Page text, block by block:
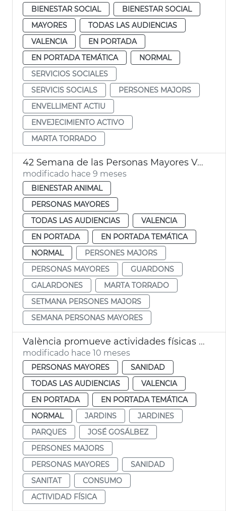
BIENESTAR SOCIAL
BIENESTAR SOCIAL
MAYORES
TODAS LAS AUDIENCIAS
VALENCIA
EN PORTADA
EN PORTADA TEMÁTICA
NORMAL
SERVICIOS SOCIALES
SERVICIS SOCIALS
PERSONES MAJORS
ENVELLIMENT ACTIU
ENVEJECIMIENTO ACTIVO
MARTA TORRADO
42 Semana de las Personas Mayores València
modificado hace 9 meses
BIENESTAR ANIMAL
PERSONAS MAYORES
TODAS LAS AUDIENCIAS
VALENCIA
EN PORTADA
EN PORTADA TEMÁTICA
NORMAL
PERSONES MAJORS
PERSONAS MAYORES
GUARDONS
GALARDONES
MARTA TORRADO
SETMANA PERSONES MAJORS
SEMANA PERSONAS MAYORES
València promueve actividades físicas al aire libre para adultos
modificado hace 10 meses
PERSONAS MAYORES
SANIDAD
TODAS LAS AUDIENCIAS
VALENCIA
EN PORTADA
EN PORTADA TEMÁTICA
NORMAL
JARDINS
JARDINES
PARQUES
JOSÉ GOSÁLBEZ
PERSONES MAJORS
PERSONAS MAYORES
SANIDAD
SANITAT
CONSUMO
ACTIVIDAD FÍSICA